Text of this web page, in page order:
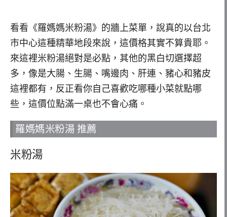
看看《羅媽媽米粉湯》的牆上菜單，說真的以台北
市中心這種精華地段來說，這價格其實不算貴耶。
來這裡米粉湯絕對是必點，其他的黑白切選擇超
多，像是大腸、生腸、嘴邊肉、肝連、豬心和豬皮
這裡都有，反正看你自己喜歡吃哪種小菜就點哪
些，這價位點滿一桌也不會心痛。
羅媽媽米粉湯 推薦
米粉湯